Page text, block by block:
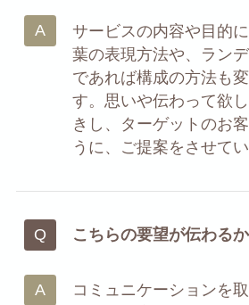
サービスの内容や目的
葉の表現方法や、ラン
であれば構成の方法も
す。思いや伝わって欲
きし、ターゲットのお
うに、ご提案をさせてい
こちらの要望が伝わるか
コミュニケーションを